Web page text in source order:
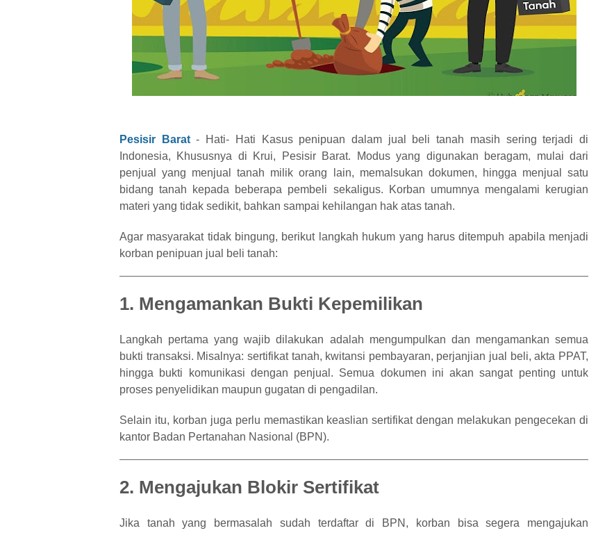
Pesisir Barat- Hati- Hati Kasus penipuan dalam jual beli tanah masih sering terjadi di
Indonesia, Khususnya di Krui, Pesisir Barat. Modus yang digunakan beragam, mulai dari
penjual yang menjual tanah milik orang lain, memalsukan dokumen, hingga menjual satu
bidang tanah kepada beberapa pembeli sekaligus. Korban umumnya mengalami kerugian
materi yang tidak sedikit, bahkan sampai kehilangan hak atas tanah.
Agar masyarakat tidak bingung, berikut langkah hukum yang harus ditempuh apabila menjadi
korban penipuan jual beli tanah:
1. Mengamankan Bukti Kepemilikan
Langkah pertama yang wajib dilakukan adalah mengumpulkan dan mengamankan semua
bukti transaksi. Misalnya: sertifikat tanah, kwitansi pembayaran, perjanjian jual beli, akta PPAT,
hingga bukti komunikasi dengan penjual. Semua dokumen ini akan sangat penting untuk
proses penyelidikan maupun gugatan di pengadilan.
Selain itu, korban juga perlu memastikan keaslian sertifikat dengan melakukan pengecekan di
kantor Badan Pertanahan Nasional (BPN).
2. Mengajukan Blokir Sertifikat
Jika tanah yang bermasalah sudah terdaftar di BPN, korban bisa segera mengajukan